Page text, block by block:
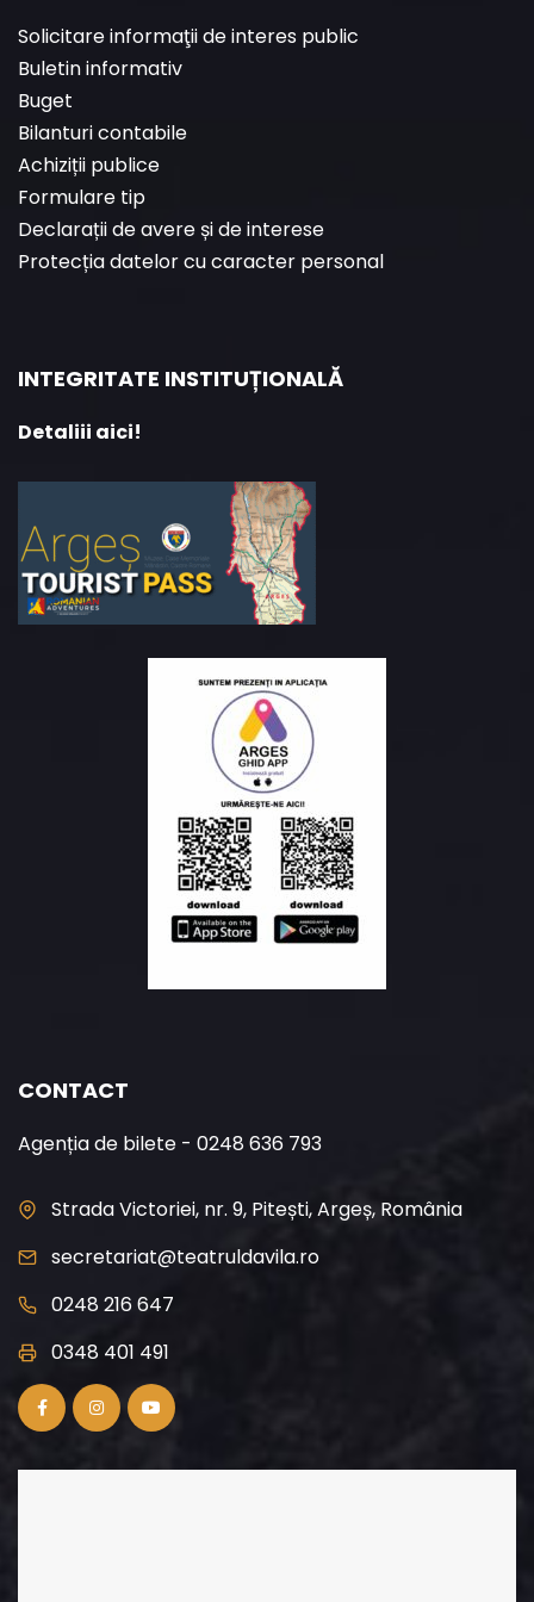
Solicitare informaţii de interes public
Buletin informativ
Buget
Bilanturi contabile
Achiziții publice
Formulare tip
Declarații de avere și de interese
Protecția datelor cu caracter personal
INTEGRITATE INSTITUȚIONALĂ
Detaliii aici!
CONTACT
Agenția de bilete - 0248 636 793
Strada Victoriei, nr. 9, Pitești, Argeș, România
secretariat@teatruldavila.ro
0248 216 647
0348 401 491